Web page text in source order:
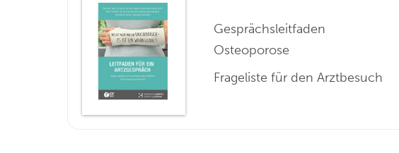
Gesprächsleitfaden
Osteoporose
Frageliste für den Arztbesuch